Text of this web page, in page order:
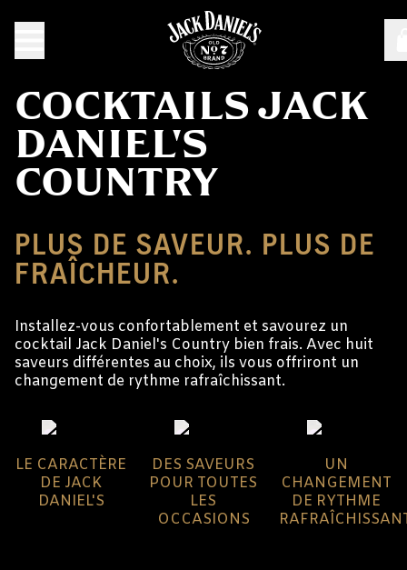
COCKTAILS JACK
DANIEL'S
COUNTRY
PLUS DE SAVEUR. PLUS DE
FRAÎCHEUR.
Installez-vous confortablement et savourez un
cocktail Jack Daniel's Country bien frais. Avec huit
saveurs différentes au choix, ils vous offriront un
changement de rythme rafraîchissant.
LE CARACTÈRE
DE JACK
DANIEL'S
DES SAVEURS
POUR TOUTES
LES
OCCASIONS
UN
CHANGEMENT
DE RYTHME